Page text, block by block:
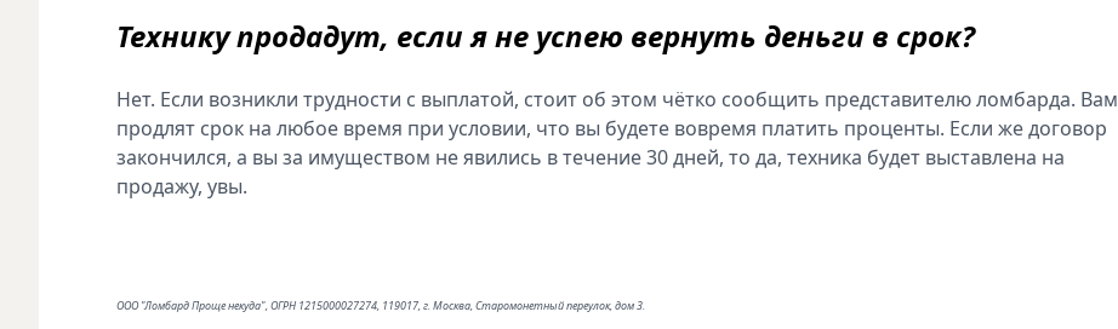
Технику продадут, если я не успею вернуть деньги в срок?
Нет. Если возникли трудности с выплатой, стоит об этом чётко сообщить представителю ломбарда. Вам
продлят срок на любое время при условии, что вы будете вовремя платить проценты. Если же договор
закончился, а вы за имуществом не явились в течение 30 дней, то да, техника будет выставлена на
продажу, увы.
ООО "Ломбард Проще некуда", ОГРН 1215000027274, 119017, г. Москва, Старомонетный переулок, дом 3.